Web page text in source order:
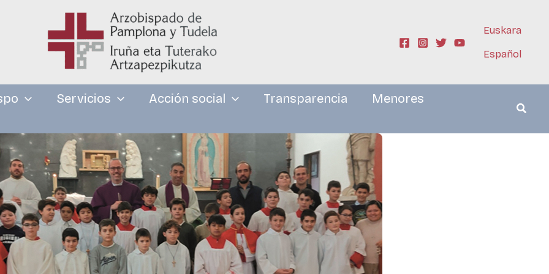
Euskara
Español
Servicios Acción social Transparencia
Menores